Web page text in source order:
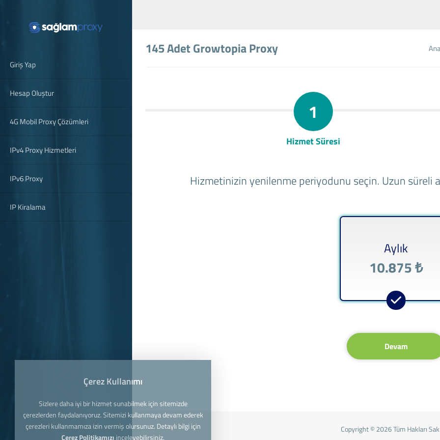
145 Adet Growtopia Proxy
1
Hizmet Süresi
Hizmetinizin yenilenme periyodunu seçin. Uzun süreli
Aylık
10.875 ₺
Devam
Copyright © 2026 Tüm Hakları
Giriş Yap
Hesap Oluştur
4G Mobil Proxy Çözümleri
IPv4 Proxy Hizmetleri
IPv6 Proxy
IP Kiralama
Çerez Kullanımı
Sizlere daha iyi bir hizmet sunabilmek için sitemizde
çerezlerden faydalanıyoruz. Sitemizi kullanmaya devam ederek
çerezleri kullanmamıza izin vermiş olursunuz. Detaylı bilgi için
Çerez Politikamızı inceleyebilirsiniz.